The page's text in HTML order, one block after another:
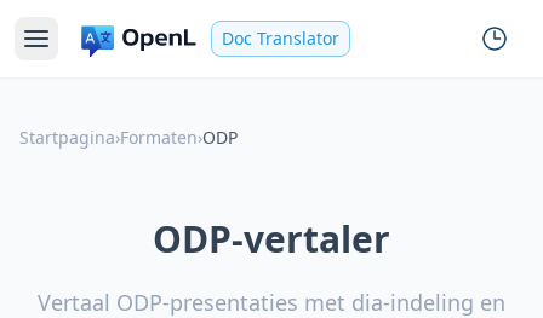
Doc Translator
Startpagina›Formaten›ODP
ODP-vertaler
Vertaal ODP-presentaties met dia-indeling en